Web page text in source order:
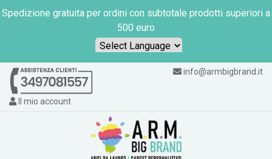
Spedizione gratuita per ordini con subtotale prodotti superiori a
500 euro
Powered by
info@armbigbrand.it
Il mio account